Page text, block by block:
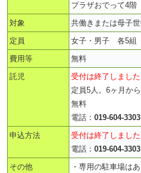
プラザおでって4
対象
共働きまたは母子
定員
女子・男子 各5組
費用等
無料
託児
受付は終了しました
定員5人。6ヶ月か
無料
電話： 019-604-3303
申込方法
受付は終了しました
電話： 019-604-3303
その他
・専用の駐車場は